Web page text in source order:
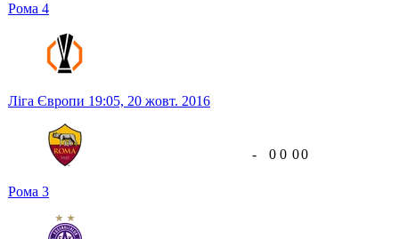
Рома 4
Ліга Європи 19:05, 20 жовт. 2016
Рома 3
- 0 0 00